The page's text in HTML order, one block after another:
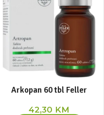
Arkopan 60 tbl Feller
42,30 KM